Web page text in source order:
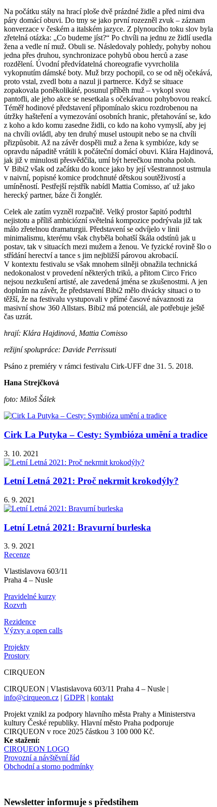
Na počátku stály na hrací ploše dvě prázdné židle a před nimi dva
páry domácí obuvi. Do tmy se jako první rozezněl zvuk – záznam
konverzace v českém a italském jazyce. Z plynoucího toku slov byla
zřetelná otázka: „Co budeme jíst?“ Po chvíli na jednu ze židlí usedla
žena a vedle ní muž. Obuli se. Následovaly pohledy, pohyby nohou
jedna přes druhou, synchronizace pohybů obou herců a zase
rozdělení. Úvodní předvídatelná choreografie vyvrcholila
vykopnutím dámské boty. Muž brzy pochopil, co se od něj očekává,
proto vstal, zvedl botu a nazul ji partnerce. Když se situace
zopakovala poněkolikáté, posunul příběh muž – vykopl svou
pantofli, ale jeho akce se nesetkala s očekávanou pohybovou reakcí.
Téměř hodinové představení připomínalo skicu rozdrobenou na
útržky hašteření a vymezování osobních hranic, přetahování se, kdo
z koho a kdo komu zasedne židli, co kdo na koho vymyslí, aby jej
na chvíli ovládl, aby ten druhý musel ustoupit nebo se na chvíli
přizpůsobit. Až na závěr dospěli muž a žena k symbióze, kdy se
opravdu nápaditě vrátili k počáteční domácí obuvi. Klára Hajdinová,
jak již v minulosti přesvědčila, umí být herečkou mnoha poloh.
V Bibi2 však od začátku do konce jako by její všestrannost ustrnula
v naivní, popisné komice prodchnuté dětskou soutěživostí a
umíněností. Pestřejší rejstřík nabídl Mattia Comisso, ať už jako
herecký partner, báze či žonglér.
Celek ale zatím vyzněl rozpačitě. Velký prostor šapitó podtrhl
nejistotu a příliš ambiciózní světelná kompozice podrývala již tak
málo zřetelnou dramaturgii. Představení se odvíjelo v linii
minimalismu, kterému však chyběla bohatší škála odstínů jak u
postav, tak v situacích mezi mužem a ženou. Ve fyzické rovině šlo o
střídání herectví a tance s jim nejbližší párovou akrobacií.
V kontextu festivalu se však mnohem silněji obnažila technická
nedokonalost v provedení některých triků, a přitom Circo Frico
nejsou nezkušení artisté, ale zavedená jména se zkušenostmi. A jen
doplním na závěr, že představení Bibi2 mělo divácky situaci o to
těžší, že na festivalu vystupovali v přímé časové návaznosti za
masivní show 360 Allstars. Bibi2 má potenciál, ale potřebuje ještě
čas uzrát.
hrají: Klára Hajdinová, Mattia Comisso
režijní spolupráce: Davide Perrissuti
Psáno z premiéry v rámci festivalu Cirk-UFF dne 31. 5. 2018.
Hana Strejčková
foto: Miloš Šálek
Cirk La Putyka – Cesty: Symbióza umění a tradice
3. 10. 2021
Letní Letná 2021: Proč nekrmit krokodýly?
6. 9. 2021
Letní Letná 2021: Bravurní burleska
3. 9. 2021
Recenze
Vlastislavova 603/11
Praha 4 – Nusle
Pravidelné kurzy
Rozvrh
Rezidence
Výzvy a open calls
Projekty
Prostory
CIRQUEON
CIRQUEON | Vlastislavova 603/11 Praha 4 – Nusle |
info@cirqueon.cz | GDPR | kontakt
Projekt vznikl za podpory hlavního města Prahy a Ministerstva
kultury České republiky. Hlavní město Praha podporuje
CIRQUEON v roce 2025 částkou 3 100 000 Kč.
Ke stažení:
CIRQUEON LOGO
Provozní a návštěvní řád
Obchodní a storno podmínky
Newsletter informuje s předstihem